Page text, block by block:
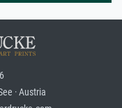
· Austria